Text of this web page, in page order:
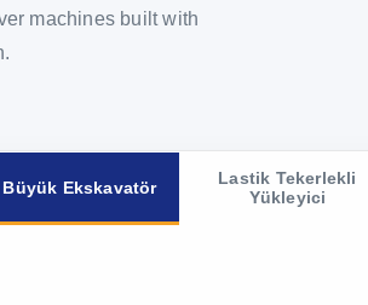
machines built with
Büyük Ekskavatör
Lastik Tekerlekli
Yükleyici